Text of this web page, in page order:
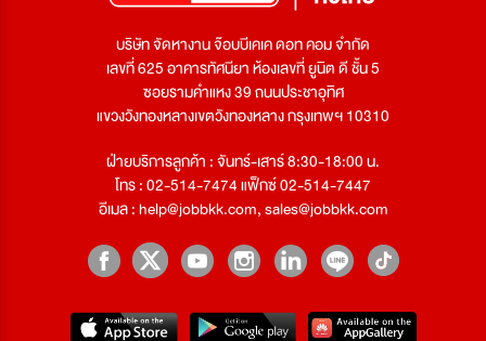
บริษัท จัดหางาน จ๊อบบีเคเค ดอท คอม จำกัด
เลขที่ 625 อาคารทัศนียา ห้องเลขที่ ยูนิต ดี ชั้น 5
ซอยรามคำแหง 39 ถนนประชาอุทิศ
แขวงวังทองหลางเขตวังทองหลาง กรุงเทพฯ 10310
ฝ่ายบริการลูกค้า : จันทร์-เสาร์ 8:30-18:00 น.
โทร : 02-514-7474 แฟ็กซ์ 02-514-7447
อีเมล :help@jobbkk.com,sales@jobbkk.com